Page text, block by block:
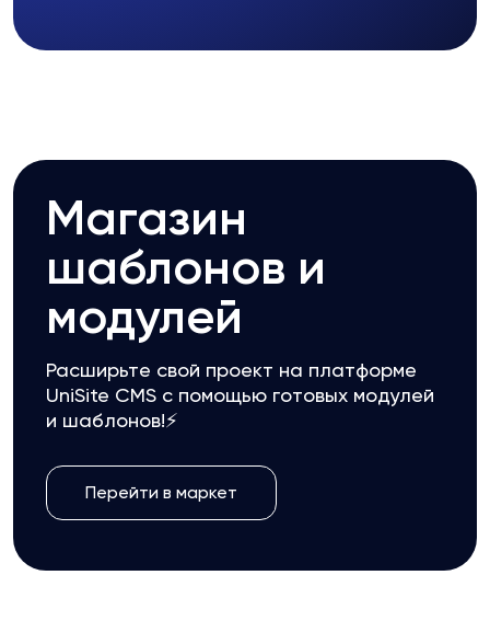
Магазин
шаблонов и
модулей
Расширьте свой проект на платформе
UniSite CMS с помощью готовых модулей
и шаблонов!⚡
Перейти в маркет